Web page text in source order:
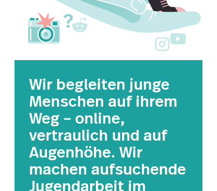
Startseite DSW
Wir begleiten junge
Menschen auf ihrem
Weg – online,
vertraulich und auf
Augenhöhe. Wir
machen aufsuchende
Jugendarbeit im